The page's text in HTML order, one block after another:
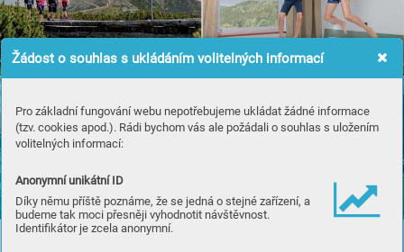
Žádost o souhlas s ukládáním volitelných informací
Pro základní fungování webu nepotřebujeme ukládat žádné informace
(tzv. cookies apod.). Rádi bychom vás ale požádali o souhlas s uložením
volitelných informací:
Anonymní unikátní ID
Díky němu příště poznáme, že se jedná o stejné zařízení, a
budeme tak moci přesněji vyhodnotit návštěvnost.
Identifikátor je zcela anonymní.